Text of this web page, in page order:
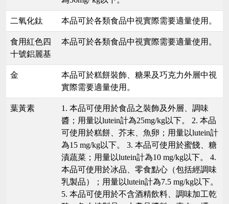
二氧化鈦 本品可於各類食品中視實際需要適量使用。
食用紅色四
十號鋁麗基
本品可於各類食品中視實際需要適量使用。
金
本品可於糕餅裝飾、糖果及巧克力外層中視
實際需要適量使用。
葉黃素
1. 本品可使用於食品之裝飾及外層、調味
醬；用量以lutein計為25mg/kg以下。 2. 本品
可使用於糕餅、芥末、魚卵；用量以lutein計
為15 mg/kg以下。 3. 本品可使用於蜜餞、糖
漬蔬菜；用量以lutein計為10 mg/kg以下。 4.
本品可使用於冰品、零食點心（包括經調味
乳製品）；用量以lutein計為7.5 mg/kg以下。
5. 本品可使用於不含酒精飲料、調味加工乾